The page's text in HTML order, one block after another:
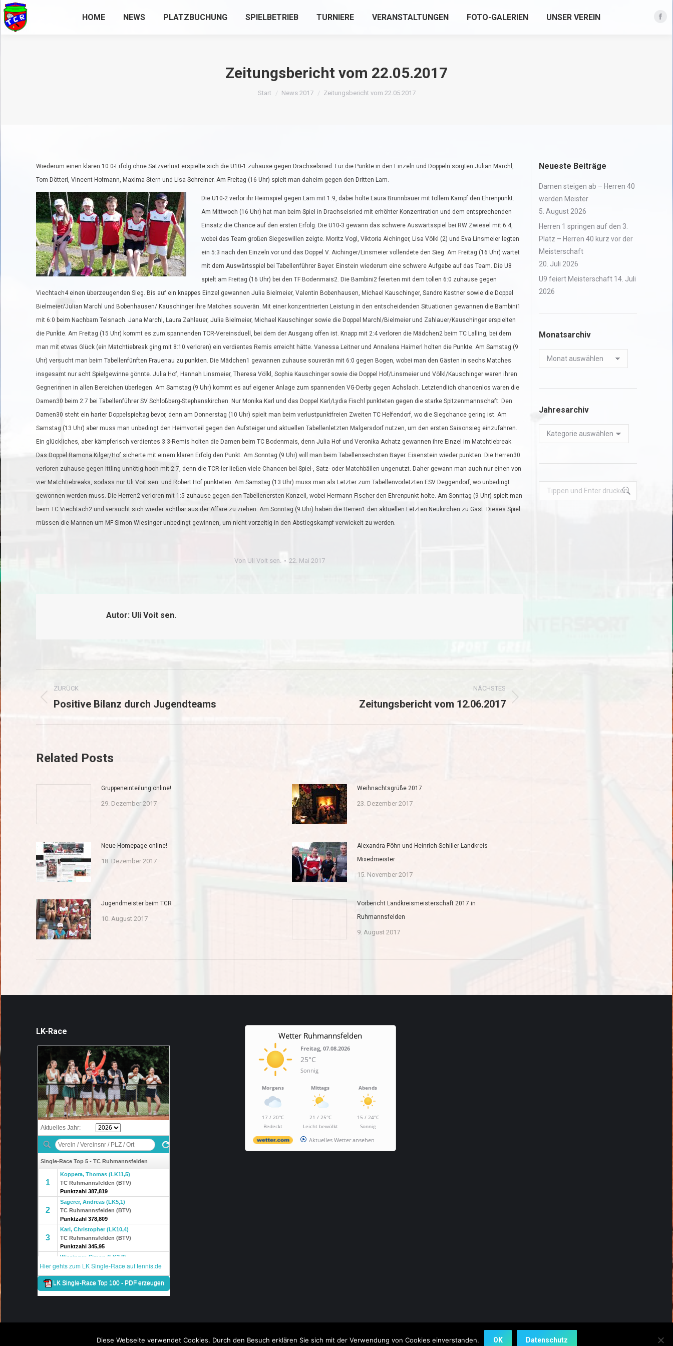
HOME NEWS PLATZBUCHUNG SPIELBETRIEB TURNIERE VERANSTALTUNGEN FOTO-GALERIEN UNSER VEREIN
Zeitungsbericht vom 22.05.2017
Sie befinden sich hier:
Start News 2017 Zeitungsbericht vom 22.05.2017
Wiederum einen klaren 10:0-Erfolg ohne Satzverlust erspielte sich die U10-1 zuhause gegen Drachselsried. Für die Punkte in den Einzeln und Doppeln sorgten Julian Marchl,
Tom Dötterl, Vincent Hofmann, Maxima Stern und Lisa Schreiner. Am Freitag (16 Uhr) spielt man daheim gegen den Dritten Lam.
Die U10-2 verlor ihr Heimspiel gegen Lam mit 1:9, dabei holte Laura Brunnbauer mit tollem Kampf den Ehrenpunkt.
Am Mittwoch (16 Uhr) hat man beim Spiel in Drachselsried mit erhöhter Konzentration und dem entsprechenden
Einsatz die Chance auf den ersten Erfolg. Die U10-3 gewann das schwere Auswärtsspiel bei RW Zwiesel mit 6:4,
wobei das Team großen Siegeswillen zeigte. Moritz Vogl, Viktoria Aichinger, Lisa Völkl (2) und Eva Linsmeier legten
ein 5:3 nach den Einzeln vor und das Doppel V. Aichinger/Linsmeier vollendete den Sieg. Am Freitag (16 Uhr) wartet
mit dem Auswärtsspiel bei Tabellenführer Bayer. Einstein wiederum eine schwere Aufgabe auf das Team. Die U8
spielt am Freitag (16 Uhr) bei den TF Bodenmais2. Die Bambini2 feierten mit dem tollen 6:0 zuhause gegen
Viechtach4 einen überzeugenden Sieg. Bis auf ein knappes Einzel gewannen Julia Bielmeier, Valentin Bobenhausen, Michael Kauschinger, Sandro Kastner sowie die Doppel
Bielmeier/Julian Marchl und Bobenhausen/ Kauschinger ihre Matches souverän. Mit einer konzentrierten Leistung in den entscheidenden Situationen gewannen die Bambini1
mit 6:0 beim Nachbarn Teisnach. Jana Marchl, Laura Zahlauer, Julia Bielmeier, Michael Kauschinger sowie die Doppel Marchl/Bielmeier und Zahlauer/Kauschinger erspielten
die Punkte. Am Freitag (15 Uhr) kommt es zum spannenden TCR-Vereinsduell, bei dem der Ausgang offen ist. Knapp mit 2:4 verloren die Mädchen2 beim TC Lalling, bei dem
man mit etwas Glück (ein Matchtiebreak ging mit 8:10 verloren) ein verdientes Remis erreicht hätte. Vanessa Leitner und Annalena Haimerl holten die Punkte. Am Samstag (9
Uhr) versucht man beim Tabellenfünften Frauenau zu punkten. Die Mädchen1 gewannen zuhause souverän mit 6:0 gegen Bogen, wobei man den Gästen in sechs Matches
insgesamt nur acht Spielgewinne gönnte. Julia Hof, Hannah Linsmeier, Theresa Völkl, Sophia Kauschinger sowie die Doppel Hof/Linsmeier und Völkl/Kauschinger waren ihren
Gegnerinnen in allen Bereichen überlegen. Am Samstag (9 Uhr) kommt es auf eigener Anlage zum spannenden VG-Derby gegen Achslach. Letztendlich chancenlos waren die
Damen30 beim 2:7 bei Tabellenführer SV Schloßberg-Stephanskirchen. Nur Monika Karl und das Doppel Karl/Lydia Fischl punkteten gegen die starke Spitzenmannschaft. Den
Damen30 steht ein harter Doppelspieltag bevor, denn am Donnerstag (10 Uhr) spielt man beim verlustpunktfreien Zweiten TC Helfendorf, wo die Siegchance gering ist. Am
Samstag (13 Uhr) aber muss man unbedingt den Heimvorteil gegen den Aufsteiger und aktuellen Tabellenletzten Malgersdorf nutzen, um den ersten Saisonsieg einzufahren.
Ein glückliches, aber kämpferisch verdientes 3:3-Remis holten die Damen beim TC Bodenmais, denn Julia Hof und Veronika Achatz gewannen ihre Einzel im Matchtiebreak.
Das Doppel Ramona Kilger/Hof sicherte mit einem klaren Erfolg den Punkt. Am Sonntag (9 Uhr) will man beim Tabellensechsten Bayer. Eisenstein wieder punkten. Die Herren30
verloren zuhause gegen Ittling unnötig hoch mit 2:7, denn die TCR-ler ließen viele Chancen bei Spiel-, Satz- oder Matchbällen ungenutzt. Daher gewann man auch nur einen von
vier Matchtiebreaks, sodass nur Uli Voit sen. und Robert Hof punkteten. Am Samstag (13 Uhr) muss man als Letzter zum Tabellenvorletzten ESV Deggendorf, wo unbedingt
gewonnen werden muss. Die Herren2 verloren mit 1:5 zuhause gegen den Tabellenersten Konzell, wobei Hermann Fischer den Ehrenpunkt holte. Am Sonntag (9 Uhr) spielt man
beim TC Viechtach2 und versucht sich wieder achtbar aus der Affäre zu ziehen. Am Sonntag (9 Uhr) haben die Herren1 den aktuellen Letzten Neukirchen zu Gast. Dieses Spiel
müssen die Mannen um MF Simon Wiesinger unbedingt gewinnen, um nicht vorzeitig in den Abstiegskampf verwickelt zu werden.
Von Uli Voit sen. 22. Mai 2017
Autor: Uli Voit sen.
Kommentarnavigation
ZURÜCK
Vorheriger
Positive Bilanz durch Jugendteams
NÄCHSTES
Zeitungsbericht vom 12.06.2017
Related Posts
Gruppeneinteilung online!
29. Dezember 2017
Weihnachtsgrüße 2017
23. Dezember 2017
Neue Homepage online!
18. Dezember 2017
Alexandra Pöhn und Heinrich Schiller Landkreis-
Mixedmeister
15. November 2017
Jugendmeister beim TCR
10. August 2017
Vorbericht Landkreismeisterschaft 2017 in
Ruhmannsfelden
9. August 2017
Neueste Beiträge
Damen steigen ab – Herren 40
werden Meister
5. August 2026
Herren 1 springen auf den 3.
Platz – Herren 40 kurz vor der
Meisterschaft
20. Juli 2026
U9 feiert Meisterschaft 14. Juli
2026
Monatsarchiv
Monatsarchiv
Jahresarchiv
Jahresarchiv
Search:
LK-Race Wetter Ruhmannsfelden
Freitag, 07.08.2026
25°C
Sonnig
Morgens
17 / 20°C
Bedeckt
Mittags
21 / 25°C
Leicht bewölkt
Abends
15 / 24°C
Sonnig
Aktuelles Wetter ansehen
Dream-Theme — trulypremium WordPress themes Impressum und Datenschutz
Diese Webseite verwendet Cookies. Durch den Besuch erklären Sie sich mit der Verwendung von Cookies einverstanden. OK Datenschutz